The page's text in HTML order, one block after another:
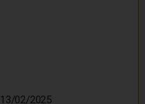
13/02/2025